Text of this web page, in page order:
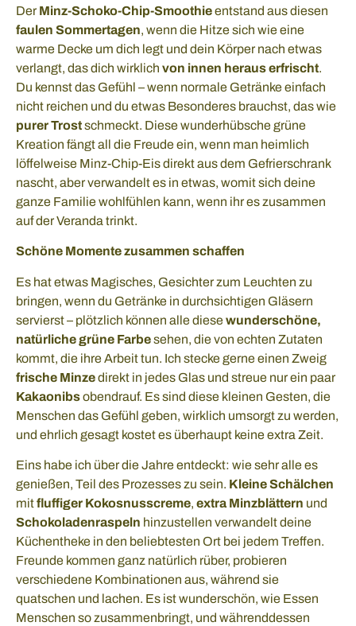
DerMinz-Schoko-Chip-Smoothieentstand aus diesen
faulen Sommertagen, wenn die Hitze sich wie eine
warme Decke um dich legt und dein Körper nach etwas
verlangt, das dich wirklich von innen heraus erfrischt.
Du kennst das Gefühl – wenn normale Getränke einfach
nicht reichen und du etwas Besonderes brauchst, das wie
purer Trostschmeckt. Diese wunderhübsche grüne
Kreation fängt all die Freude ein, wenn man heimlich
löffelweise Minz-Chip-Eis direkt aus dem Gefrierschrank
nascht, aber verwandelt es in etwas, womit sich deine
ganze Familie wohlfühlen kann, wenn ihr es zusammen
auf der Veranda trinkt.
Schöne Momente zusammen schaffen
Es hat etwas Magisches, Gesichter zum Leuchten zu
bringen, wenn du Getränke in durchsichtigen Gläsern
servierst – plötzlich können alle diesewunderschöne,
natürliche grüne Farbesehen, die von echten Zutaten
kommt, die ihre Arbeit tun. Ich stecke gerne einen Zweig
frische Minzedirekt in jedes Glas und streue nur ein paar
Kakaonibsobendrauf. Es sind diese kleinen Gesten, die
Menschen das Gefühl geben, wirklich umsorgt zu werden,
und ehrlich gesagt kostet es überhaupt keine extra Zeit.
Eins habe ich über die Jahre entdeckt: wie sehr alle es
genießen, Teil des Prozesses zu sein. Kleine Schälchen
mitfluffiger Kokosnusscreme, extra Minzblättern und
Schokoladenraspeln hinzustellen verwandelt deine
Küchentheke in den beliebtesten Ort bei jedem Treffen.
Freunde kommen ganz natürlich rüber, probieren
verschiedene Kombinationen aus, während sie
quatschen und lachen. Es ist wunderschön, wie Essen
Menschen so zusammenbringt, und währenddessen